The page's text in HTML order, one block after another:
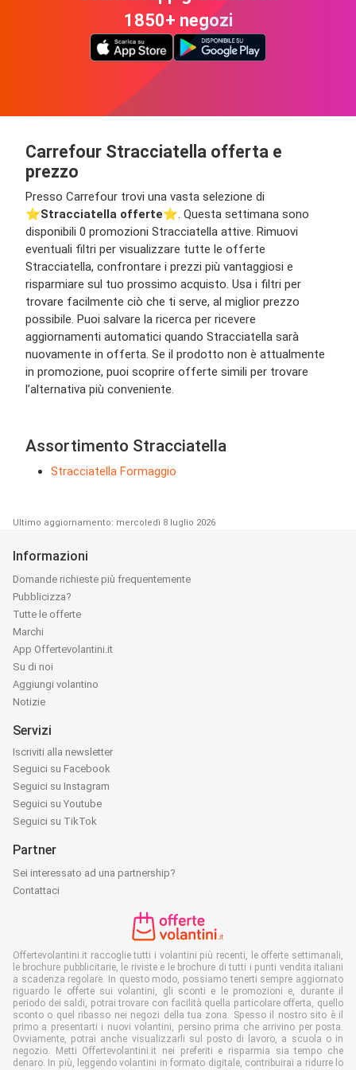
1850+ negozi
Carrefour Stracciatella offerta e
prezzo
Presso Carrefour trovi una vasta selezione di
⭐️Stracciatella offerte⭐️. Questa settimana sono
disponibili 0 promozioni Stracciatella attive. Rimuovi
eventuali filtri per visualizzare tutte le offerte
Stracciatella, confrontare i prezzi più vantaggiosi e
risparmiare sul tuo prossimo acquisto. Usa i filtri per
trovare facilmente ciò che ti serve, al miglior prezzo
possibile. Puoi salvare la ricerca per ricevere
aggiornamenti automatici quando Stracciatella sarà
nuovamente in offerta. Se il prodotto non è attualmente
in promozione, puoi scoprire offerte simili per trovare
l’alternativa più conveniente.
Assortimento Stracciatella
Stracciatella Formaggio
Ultimo aggiornamento: mercoledì 8 luglio 2026
Informazioni
Domande richieste più frequentemente
Pubblicizza?
Tutte le offerte
Marchi
App Offertevolantini.it
Su di noi
Aggiungi volantino
Notizie
Servizi
Iscriviti alla newsletter
Seguici su Facebook
Seguici su Instagram
Seguici su Youtube
Seguici su TikTok
Partner
Sei interessato ad una partnership?
Contattaci
Offertevolantini.it raccoglie tutti i volantini più recenti, le offerte settimanali,
le brochure pubblicitarie, le riviste e le brochure di tutti i punti vendita italiani
a scadenza regolare. In questo modo, possiamo tenerti sempre aggiornato
riguardo le offerte sui volantini, gli sconti e le promozioni e, durante il
periodo dei saldi, potrai trovare con facilità quella particolare offerta, quello
sconto o quel ribasso nei negozi della tua zona. Spesso il nostro sito è il
primo a presentarti i nuovi volantini, persino prima che arrivino per posta.
Ovviamente, potrai anche visualizzarli sul posto di lavoro, a scuola o in
negozio. Metti Offertevolantini.it nei preferiti e risparmia sia tempo che
denaro. In più, leggendo volantini in formato digitale, contribuirai a ridurre lo